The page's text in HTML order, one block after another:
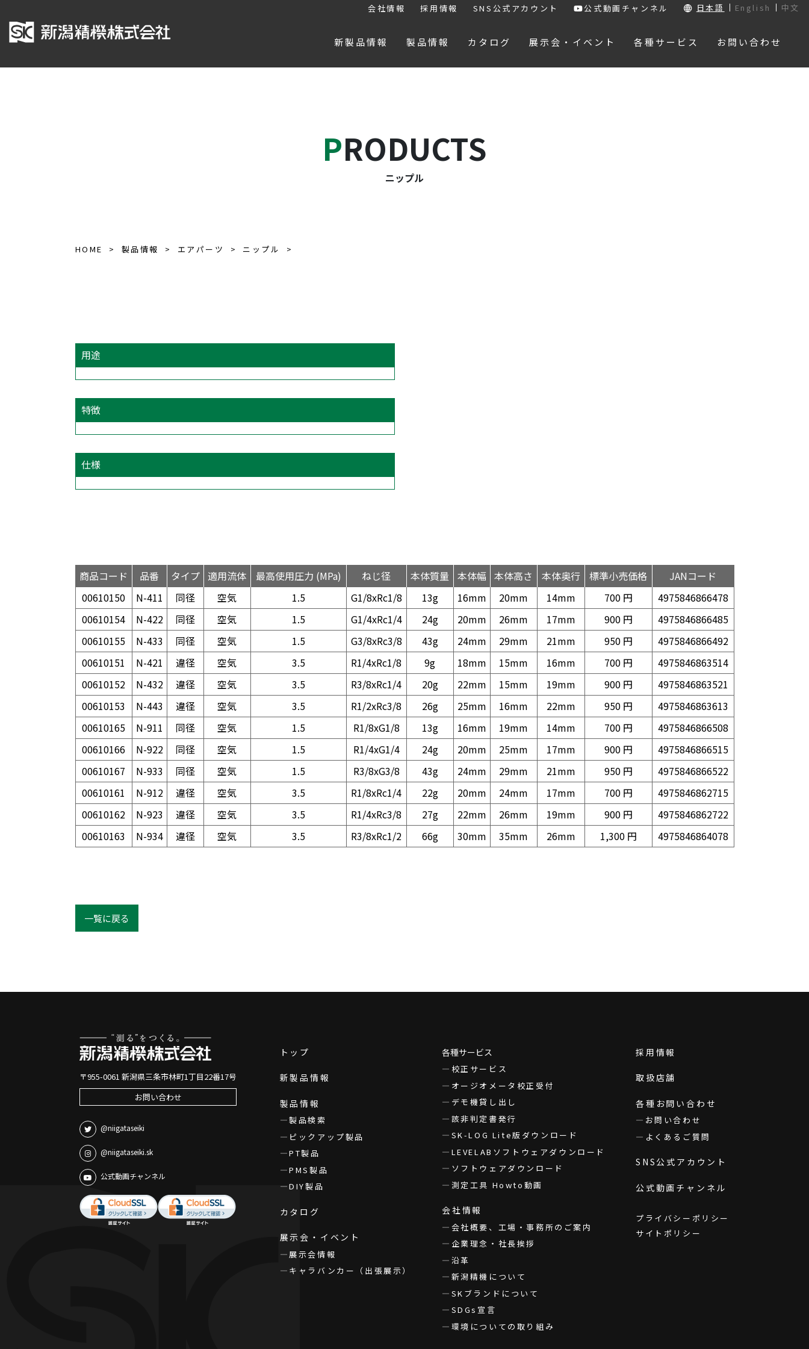
会社情報 採用情報 SNS公式アカウント 公式動画チャンネル 日本語 English 中文
新製品情報 製品情報 カタログ 展示会・イベント 各種サービス お問い合わせ
PRODUCTS
ニップル
HOME 製品情報 エアパーツ ニップル
用途
特徴
仕様
商品コード 品番 タイプ 適用流体 最高使用圧力 (MPa) ねじ径 本体質量 本体幅 本体高さ 本体奥行 標準小売価格
JANコード
00610150
N-411 同径 空気 1.5 G1/8xRc1/8 13g 16mm 20mm 14mm 700 円
4975846866478
00610154
N-422 同径 空気 1.5 G1/4xRc1/4 24g 20mm 26mm 17mm 900 円
4975846866485
00610155
N-433 同径 空気 1.5 G3/8xRc3/8 43g 24mm 29mm 21mm 950 円
4975846866492
00610151
N-421 違径 空気 3.5 R1/4xRc1/8 9g 18mm 15mm 16mm 700 円
4975846863514
00610152
N-432 違径 空気 3.5 R3/8xRc1/4 20g 22mm 15mm 19mm 900 円
4975846863521
00610153
N-443 違径 空気 3.5 R1/2xRc3/8 26g 25mm 16mm 22mm 950 円
4975846863613
00610165
N-911 同径 空気 1.5 R1/8xG1/8 13g 16mm 19mm 14mm 700 円
4975846866508
00610166
N-922 同径 空気 1.5 R1/4xG1/4 24g 20mm 25mm 17mm 900 円
4975846866515
00610167
N-933 同径 空気 1.5 R3/8xG3/8 43g 24mm 29mm 21mm 950 円
4975846866522
00610161
N-912 違径 空気 3.5 R1/8xRc1/4 22g 20mm 24mm 17mm 700 円
4975846862715
00610162
N-923 違径 空気 3.5 R1/4xRc3/8 27g 22mm 26mm 19mm 900 円
4975846862722
00610163
N-934 違径 空気 3.5 R3/8xRc1/2 66g 30mm 35mm 26mm 1,300 円 4975846864078
一覧に戻る
〒955-0061 新潟県三条市林町1丁目22番17号
お問い合わせ
@niigataseiki
@niigataseiki.sk
公式動画チャンネル
トップ
新製品情報
製品情報
製品検索
ピックアップ製品
PT製品
PMS製品
DIY製品
カタログ
展示会・イベント
展示会情報
キャラバンカー（出張展示）
各種サービス
校正サービス
オージオメータ校正受付
デモ機貸し出し
該非判定書発行
SK-LOG Lite版ダウンロード
LEVELABソフトウェアダウンロード
ソフトウェアダウンロード
測定工具 Howto動画
会社情報
会社概要、工場・事務所のご案内
企業理念・社長挨拶
沿革
新潟精機について
SKブランドについて
SDGs宣言
環境についての取り組み
採用情報
取扱店舗
各種お問い合わせ
お問い合わせ
よくあるご質問
SNS公式アカウント
公式動画チャンネル
プライバシーポリシー
サイトポリシー